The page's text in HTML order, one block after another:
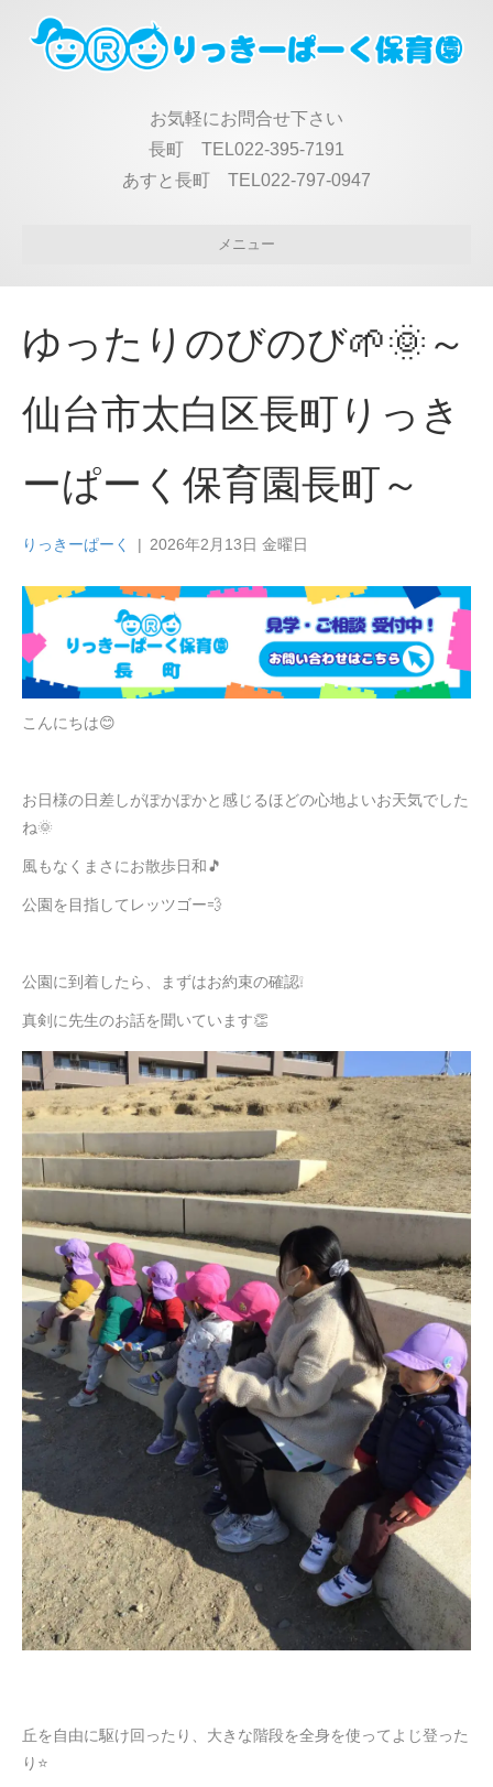
お気軽にお問合せ下さい
長町 TEL022-395-7191
あすと長町 TEL022-797-0947
メニュー
ゆったりのびのび🌱🌞～
仙台市太白区長町りっき
ーぱーく保育園長町～
りっきーぱーく | 2026年2月13日 金曜日
こんにちは😊
お日様の日差しがぽかぽかと感じるほどの心地よいお天気でした
ね🌞
風もなくまさにお散歩日和🎵
公園を目指してレッツゴー💨
公園に到着したら、まずはお約束の確認❕
真剣に先生のお話を聞いています👏
丘を自由に駆け回ったり、大きな階段を全身を使ってよじ登った
り⭐